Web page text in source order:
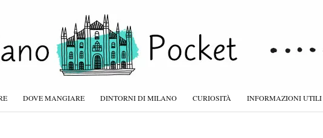
DOVE MANGIARE DINTORNI DI MILANO CURIOSITÀ INFORMAZIONI UTILI